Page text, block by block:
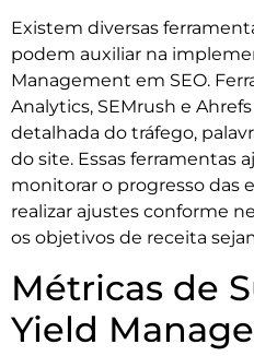
Existem diversas
podem auxiliar na
Management em SEO.
Analytics, SEMrush e
detalhada do tráfego,
do site. Essas ferramentas
monitorar o progresso das
realizar ajustes conforme
os objetivos de receita
Métricas de
Yield